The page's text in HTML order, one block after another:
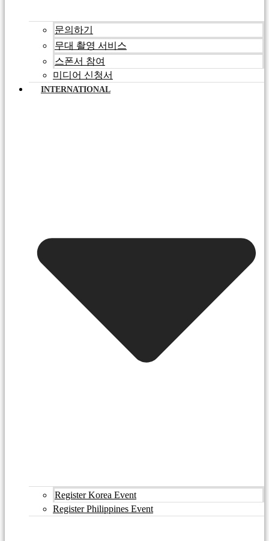
문의하기
무대 촬영 서비스
스폰서 참여
미디어 신청서
INTERNATIONAL
Register Korea Event
Register Philippines Event